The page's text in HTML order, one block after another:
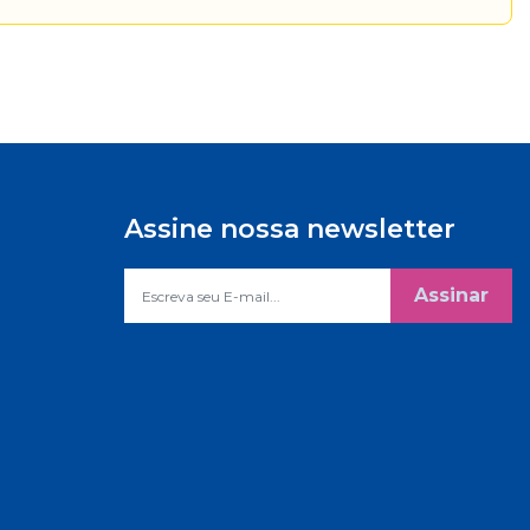
Assine nossa newsletter
Assinar